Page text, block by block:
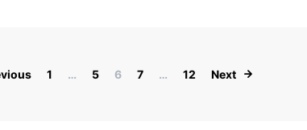
Paginação de posts
1 … 5 6 7 … 12 Next